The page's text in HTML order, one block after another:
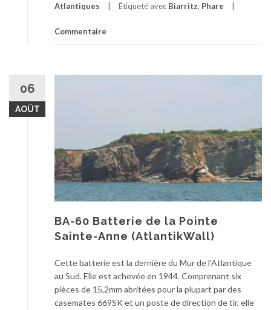
Atlantiques Étiqueté avec Biarritz, Phare
Commentaire
06
AOÛT
BA-60 Batterie de la Pointe
Sainte-Anne (AtlantikWall)
Cette batterie est la dernière du Mur de l’Atlantique
au Sud. Elle est achevée en 1944. Comprenant six
pièces de 15,2mm abritées pour la plupart par des
casemates 669SK et un poste de direction de tir, elle